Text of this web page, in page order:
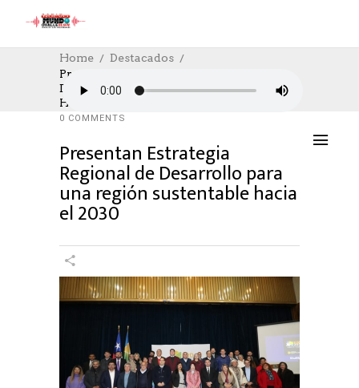
Home
Destacados
Presentan Estrategia Regional De
Desarrollo Para Una Región Sustentable
Hacia El 2030
DESTACADOS SOCIAL,SOCIAL
04/07/2023
AUTHOR: HECTOR
0 COMMENTS
Presentan Estrategia
Regional de Desarrollo para
una región sustentable hacia
el 2030